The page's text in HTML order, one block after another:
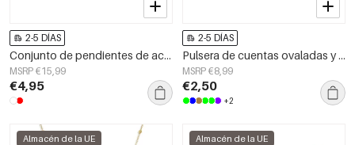
2-5 DÍAS
Conjunto de pendientes de acero inoxidable con forma geométrica, sencillos, de la serie Daily Simple, joyería para mujer.
MSRP €15,99
€4,95
2-5 DÍAS
Pulsera de cuentas ovaladas y doradas.
MSRP €8,99
€2,50
+2
Almacén de la UE Almacén de la UE